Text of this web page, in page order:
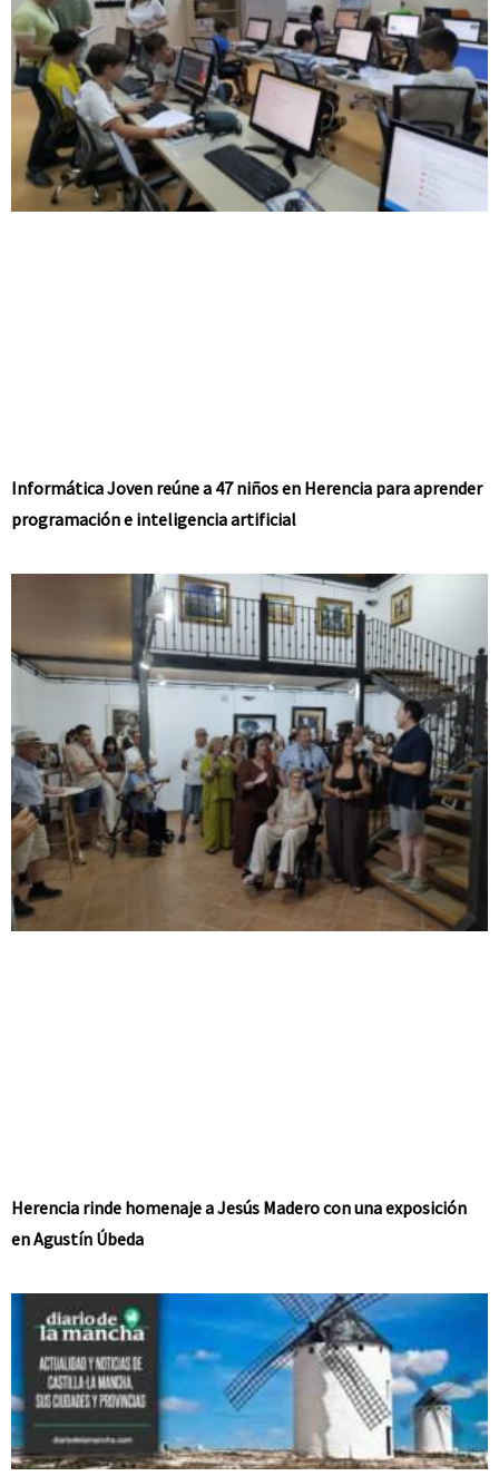
Informática Joven reúne a 47 niños en Herencia para aprender
programación e inteligencia artificial
Herencia rinde homenaje a Jesús Madero con una exposición
en Agustín Úbeda